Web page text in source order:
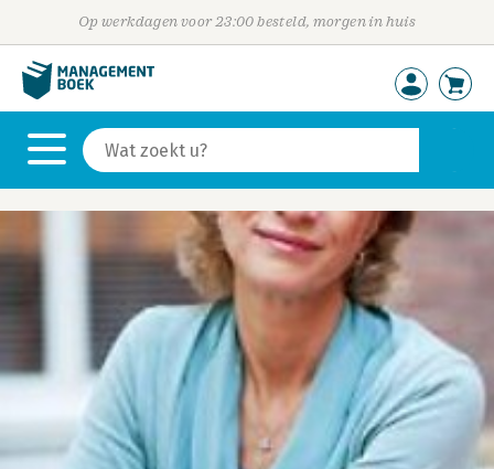
Op werkdagen voor 23:00 besteld, morgen in huis